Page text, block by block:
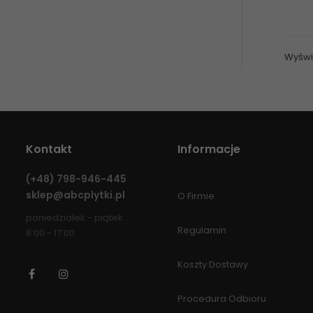
Kontakt
(+48) 798-946-445
sklep@abcplytki.pl
poniedziałek - piątek
8:00 - 17:00
Facebook
Informacje
O Firmie
Regulamin
Koszty Dostawy
Procedura Odbioru